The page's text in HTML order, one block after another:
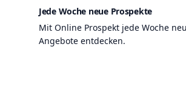
Jede Woche neue Prospekte
Mit Online Prospekt jede Woche
Angebote entdecken.